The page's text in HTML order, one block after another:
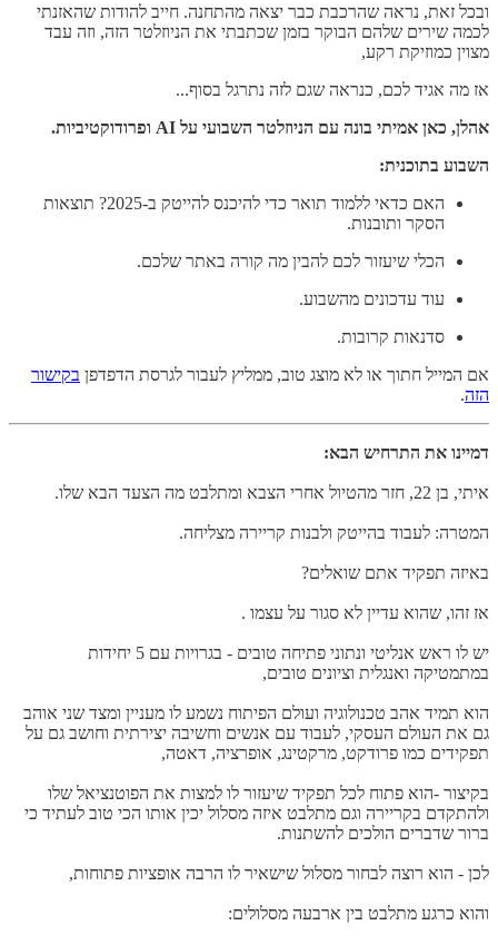
ובכל זאת, נראה שהרכבת כבר יצאה מהתחנה. חייב להודות שהאזנתי
לכמה שירים שלהם הבוקר בזמן שכתבתי את הניוזלטר הזה, וזה עבד
מצוין כמוזיקת רקע,
אז מה אגיד לכם, כנראה שגם לזה נתרגל בסוף...
אהלן, כאן אמיתי בונה עם הניוזלטר השבועי על AI ופרודוקטיביות.
השבוע בתוכנית:
האם כדאי ללמוד תואר כדי להיכנס להייטק ב-2025? תוצאות
הסקר ותובנות.
הכלי שיעזור לכם להבין מה קורה באתר שלכם.
עוד עדכונים מהשבוע.
סדנאות קרובות.
אם המייל חתוך או לא מוצג טוב, ממליץ לעבור לגרסת הדפדפן בקישור
הזה.
דמיינו את התרחיש הבא:
איתי, בן 22, חזר מהטיול אחרי הצבא ומתלבט מה הצעד הבא שלו.
המטרה: לעבוד בהייטק ולבנות קריירה מצליחה.
באיזה תפקיד אתם שואלים?
אז זהו, שהוא עדיין לא סגור על עצמו .
יש לו ראש אנליטי ונתוני פתיחה טובים - בגרויות עם 5 יחידות
במתמטיקה ואנגלית וציונים טובים,
הוא תמיד אהב טכנולוגיה ועולם הפיתוח נשמע לו מעניין ומצד שני אוהב
גם את העולם העסקי, לעבוד עם אנשים וחשיבה יצירתית וחושב גם על
תפקידים כמו פרודקט, מרקטינג, אופרציה, דאטה,
בקיצור -הוא פתוח לכל תפקיד שיעזור לו למצות את הפוטנציאל שלו
ולהתקדם בקריירה וגם מתלבט איזה מסלול יכין אותו הכי טוב לעתיד כי
ברור שדברים הולכים להשתנות.
לכן - הוא רוצה לבחור מסלול שישאיר לו הרבה אופציות פתוחות,
והוא כרגע מתלבט בין ארבעה מסלולים: